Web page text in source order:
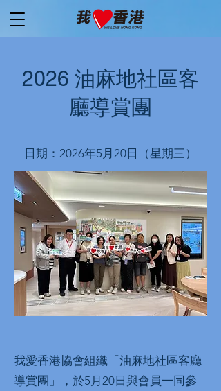
2026 油麻地社區客
廳導賞團
日期：2026年5月20日（星期三）
我愛香港協會組織「油麻地社區客廳
導賞團」，於5月20日與會員一同參